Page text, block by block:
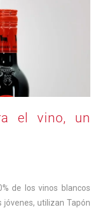
el vino, un
de los vinos blancos
utilizan Tapón